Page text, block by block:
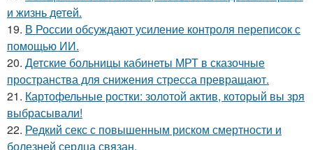
и жизнь детей.
19. В России обсуждают усиление контроля переписок с
помощью ИИ.
20. Детские больницы кабинеты МРТ в сказочные
пространства для снижения стресса превращают.
21. Картофельные ростки: золотой актив, который вы зря
выбрасывали!
22. Редкий секс с повышенным риском смертности и
болезней сердца связан.